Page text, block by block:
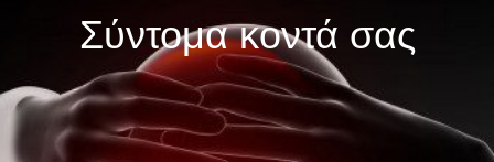
Σύντομα κοντά σας